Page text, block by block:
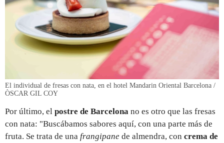
El individual de fresas con nata, en el hotel Mandarin Oriental Barcelona /
ÒSCAR GIL COY
Por último, el postre de Barcelona no es otro que las fresas
con nata: "Buscábamos sabores aquí, con una parte más de
fruta. Se trata de una frangipane de almendra, con crema de